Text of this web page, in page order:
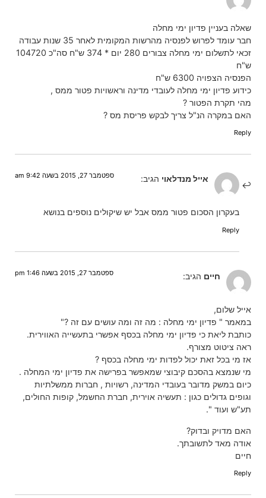
שאלה בעניין פדיון ימי מחלה
חבר עומד לפרוש לפנסיה מהרשות המקומית לאחר 35 שנות עבודה
זכאי לתשלום ימי מחלה צבורים 280 יום * 374 ש"ח סה"כ 104720
ש"ח
הפנסיה הצפויה 6300 ש"ח
כידוע פדיון ימי מחלה לעובדי מדינה וראשויות פטור ממס ,
מהי תקרת הפטור ?
האם במקרה הנ"ל צריך לבקש פריסת מס ?
Reply
אייל מנדלאוי הגיב: ספטמבר 27, 2015 בשעה 9:42 am
בעקרון הסכום פטור ממס אבל יש שיקולים נוספים בנושא
Reply
חיים הגיב: ספטמבר 27, 2015 בשעה 1:46 pm
אייל שלום,
במאמר " פדיון ימי מחלה : מה זה ומה עושים עם זה ?"
כותבת ליאת כי פדיון ימי מחלה בכסף אפשרי בתעשייה האווירית.
ראה ציטוט מצורף.
אז מי בכל זאת יכול לפדות ימי מחלה בכסף ?
מי שנמצא בהסכם קיבוצי שמאפשר בפרישה את פדיון ימי המחלה .
כיום במשק מדובר בעובדי המדינה, רשויות , חברות ממשלתיות
וגופים גדולים כגון : תעשיה אוירית, חברת החשמל, קופות החולים,
תע"ש ועוד ".
האם מדויק ובדוק?
אודה מאד לתשובתך.
חיים
Reply